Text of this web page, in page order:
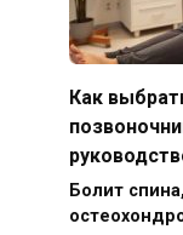
Как
Болит